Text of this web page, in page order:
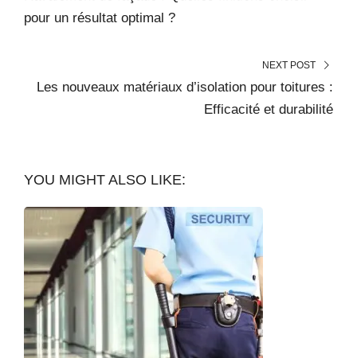
pour un résultat optimal ?
NEXT POST
Les nouveaux matériaux d’isolation pour toitures :
Efficacité et durabilité
YOU MIGHT ALSO LIKE: